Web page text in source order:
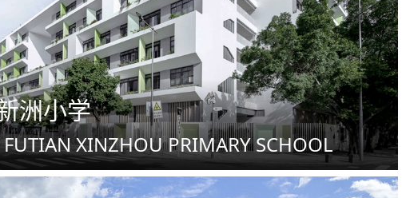
洲小学
XINZHOU PRIMARY SCHOOL